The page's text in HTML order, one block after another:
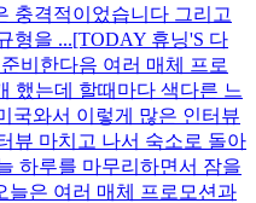
충격적이었습니다 그리고
형을 ...[TODAY 휴닝'S 다
비한다음 여러 매체 프로
했는데 할때마다 색다른 느
국와서 이렇게 많은 인터뷰
뷰 마치고 나서 숙소로 돌아
하루를 마무리하면서 잠을
늘은 여러 매체 프로모션과